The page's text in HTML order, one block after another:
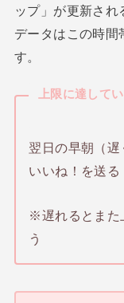
ップ」が更新さ
データはこの時間
す。
上限に達して
翌日の早朝（遅
いいね！を送る
※遅れるとまた
う